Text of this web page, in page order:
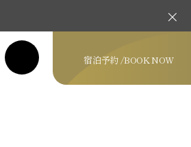
宿泊予約 /BOOK NOW